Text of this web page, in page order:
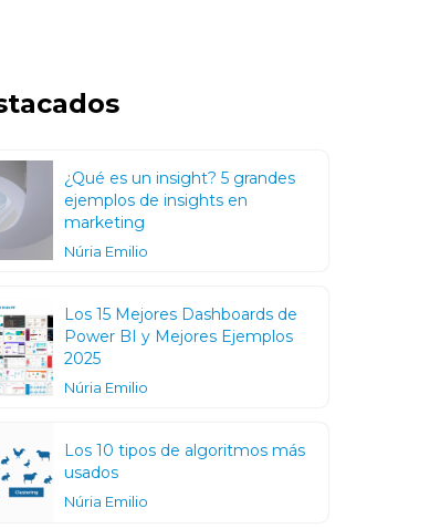
¿Qué es un insight? 5 grandes
ejemplos de insights en
marketing
Núria Emilio
Los 15 Mejores Dashboards de
Power BI y Mejores Ejemplos
2025
Núria Emilio
Los 10 tipos de algoritmos más
usados
Núria Emilio